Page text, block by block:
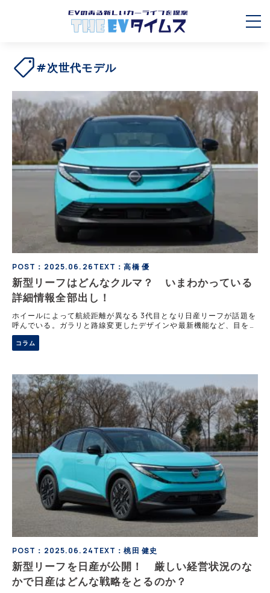
#次世代モデル
POST：2025.06.26TEXT：高橋 優
新型リーフはどんなクルマ？ いまわかっている
詳細情報全部出し！
ホイールによって航続距離が異なる 3代目となり日産リーフが話題を
呼んでいる。ガラリと路線変更したデザインや最新機能など、目を惹
くものが多い。より詳しい続報に期待したい。 日産がついに新型リ
ーフを正式発表してきました。EV
コラム
POST：2025.06.24TEXT：桃田 健史
新型リーフを日産が公開！ 厳しい経営状況のな
かで日産はどんな戦略をとるのか？